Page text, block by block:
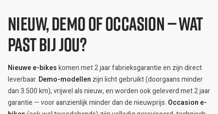
Nieuw, demo of occasion — wat
past bij jou?
Nieuwe e-bikeskomen met 2 jaar fabrieksgarantie en zijn direct
leverbaar. Demo-modellen zijn licht gebruikt (doorgaans minder
dan 3.500 km), vrijwel als nieuw, en worden ook geleverd met 2 jaar
garantie — voor aanzienlijk minder dan de nieuwprijs. Occasion e-